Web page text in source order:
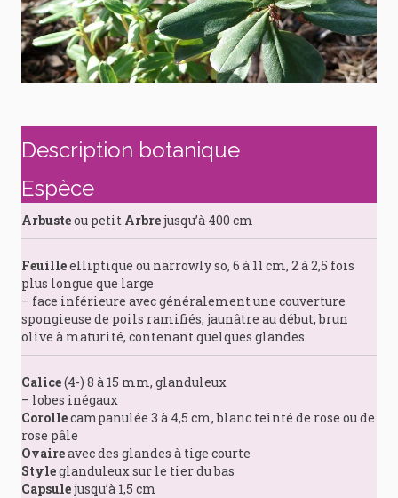
Description botanique
Espèce
Arbusteou petit Arbrejusqu’à 400 cm
Feuilleelliptique ou narrowly so, 6 à 11 cm, 2 à 2,5 fois
plus longue que large
– face inférieure avec généralement une couverture
spongieuse de poils ramifiés, jaunâtre au début, brun
olive à maturité, contenant quelques glandes
Calice(4-) 8 à 15 mm, glanduleux
– lobes inégaux
Corollecampanulée 3 à 4,5 cm, blanc teinté de rose ou de
rose pâle
Ovaireavec des glandes à tige courte
Styleglanduleux sur le tier du bas
Capsulejusqu’à 1,5 cm